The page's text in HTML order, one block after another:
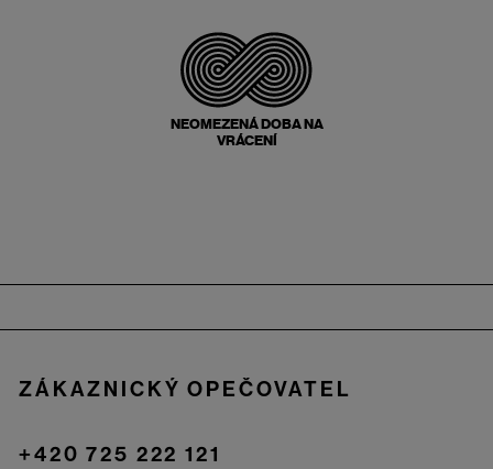
NEOMEZENÁ DOBA NA
VRÁCENÍ
ZÁKAZNICKÝ OPEČOVATEL
+420 725 222 121